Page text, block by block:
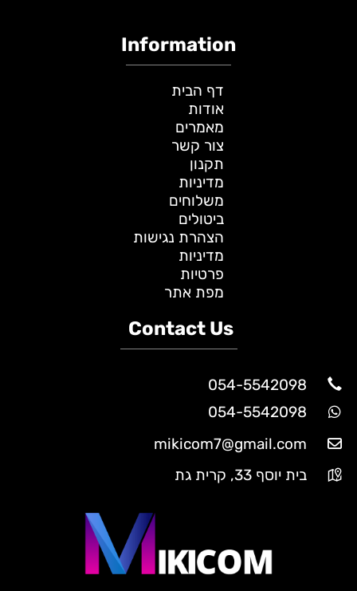
Information
דף הבית
אודות
מאמרים
צור קשר
תקנון
מדיניות
משלוחים
ביטולים
הצהרת נגישות
מדיניות
פרטיות
מפת אתר
Contact Us
054-5542098
054-5542098
mikicom7@gmail.com
בית יוסף 33, קרית גת